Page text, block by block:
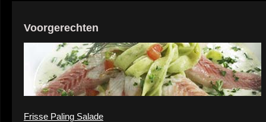
Voorgerechten
Frisse Paling Salade